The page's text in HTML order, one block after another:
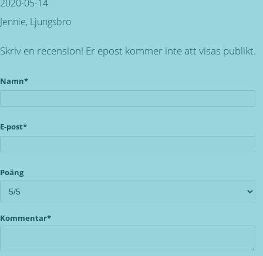
2020-05-14
Jennie, Ljungsbro
Skriv en recension! Er epost kommer inte att visas publikt.
Namn*
E-post*
Poäng
Kommentar*